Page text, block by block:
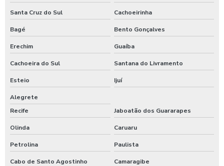
Santa Cruz do Sul Cachoeirinha
Bagé Bento Gonçalves
Erechim Guaíba
Cachoeira do Sul Santana do Livramento
Esteio Ijuí
Alegrete
Recife
Jaboatão dos Guararapes
Olinda Caruaru
Petrolina Paulista
Cabo de Santo Agostinho Camaragibe